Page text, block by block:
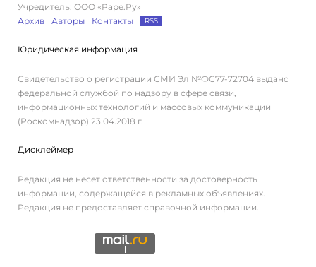
Учредитель: ООО «Раре.Ру»
Архив
Авторы Контакты RSS
Юридическая информация
Свидетельство о регистрации СМИ Эл №ФС77-72704 выдано
федеральной службой по надзору в сфере связи,
информационных технологий и массовых коммуникаций
(Роскомнадзор) 23.04.2018 г.
Дисклеймер
Редакция не несет ответственности за достоверность
информации, содержащейся в рекламных объявлениях.
Редакция не предоставляет справочной информации.